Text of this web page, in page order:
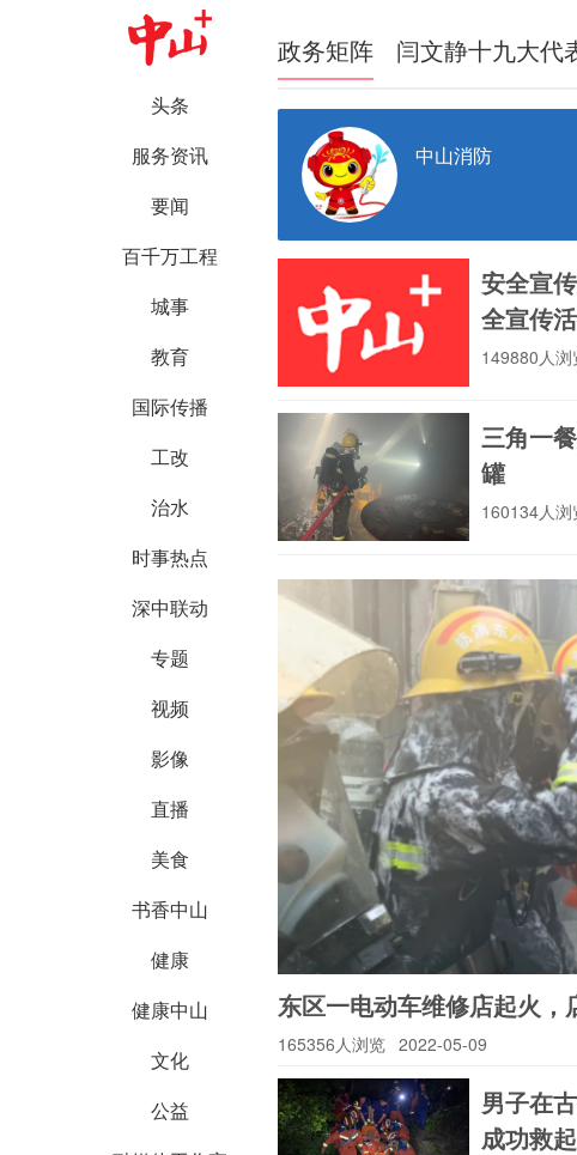
头条
服务资讯
要闻
百千万工程
城事
教育
国际传播
工改
治水
时事热点
深中联动
专题
视频
影像
直播
美食
书香中山
健康
健康中山
文化
公益
政务矩阵 闫文静十九大代
中山消防
安全宣
全宣传
149880人浏
三角一
罐
160134人浏
东区一电动车维修店起火
165356人浏览 2022-05-09
男子在
成功救起